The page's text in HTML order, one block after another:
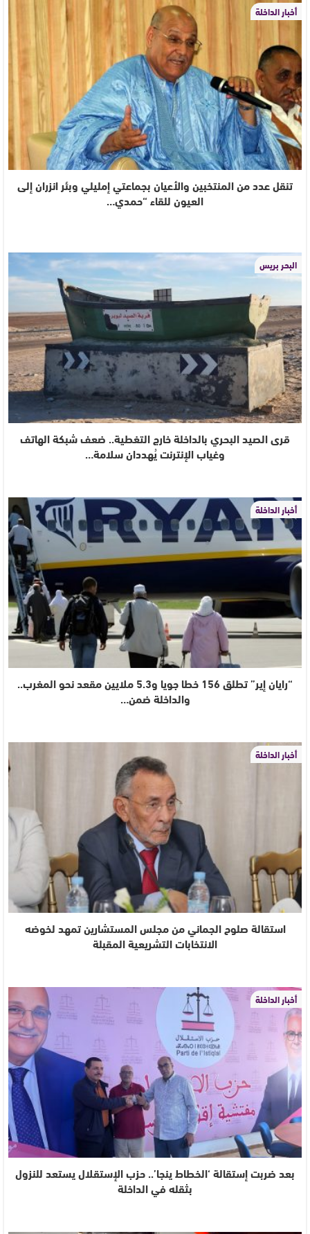
أخبار الداخلة
تنقل عدد من المنتخبين والأعيان بجماعتي إمليلي وبئر انزران إلى
العيون للقاء “حمدي…
البحر بريس
قرى الصيد البحري بالداخلة خارج التغطية.. ضعف شبكة الهاتف
وغياب الإنترنت يُهددان سلامة…
أخبار الداخلة
“رايان إير” تطلق 156 خطا جويا و5.3 ملايين مقعد نحو المغرب..
والداخلة ضمن…
أخبار الداخلة
استقالة صلوح الجماني من مجلس المستشارين تمهد لخوضه
الانتخابات التشريعية المقبلة
أخبار الداخلة
بعد ضربت إستقالة ‘الخطاط ينجا’.. حزب الإستقلال يستعد للنزول
بثقله في الداخلة